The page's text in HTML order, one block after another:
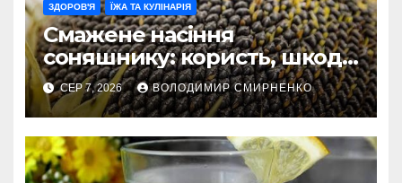
ЗДОРОВ'Я ЇЖА ТА КУЛІНАРІЯ
Смажене насіння
соняшнику: користь, шкода
та секрети приготування
СЕР 7, 2026 ВОЛОДИМИР СМИРНЕНКО